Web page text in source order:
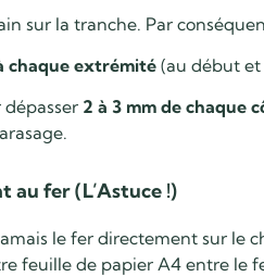
sur la tranche. Par
chaque extrémité(au début et
2 à 3 mm de chaque
au fer (L’Astuce !)
le fer directement sur le
feuille de papier A4 entre le